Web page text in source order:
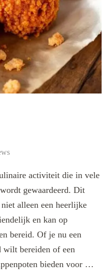
activiteit die in vele
gewaardeerd. Dit
alleen een heerlijke
en kan op
bereid. Of je nu een
wilt bereiden of een
bieden voor …